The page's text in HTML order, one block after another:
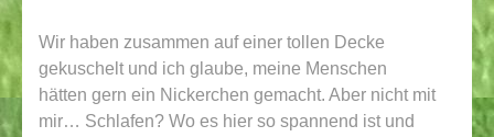
Wir haben zusammen auf einer tollen Decke
gekuschelt und ich glaube, meine Menschen
hätten gern ein Nickerchen gemacht. Aber nicht mit
mir… Schlafen? Wo es hier so spannend ist und